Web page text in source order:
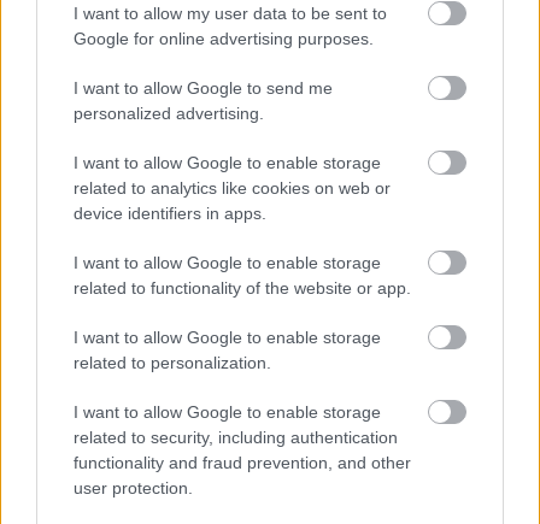
I want to allow my user data to be sent to
Google for online advertising purposes.
I want to allow Google to send me
personalized advertising.
I want to allow Google to enable storage
related to analytics like cookies on web or
device identifiers in apps.
I want to allow Google to enable storage
related to functionality of the website or app.
I want to allow Google to enable storage
related to personalization.
I want to allow Google to enable storage
related to security, including authentication
functionality and fraud prevention, and other
user protection.
műemlékek, köztük a különleges Műromok, valamint a közeli
Várkanyarban álló Nepomuki Szent János híd és szobor is.
M1 bővítés: már zajlik a teljesen új
Bicske Kelet csomópont építése
Új gyalogosátkelők és jelzőlámpás
csomópont épül Angyalföldön
Másfélszeresére bővítik
iskoláját
Látványos építési szakasz indult be a